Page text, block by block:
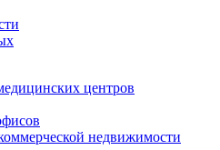
центров
недвижимости